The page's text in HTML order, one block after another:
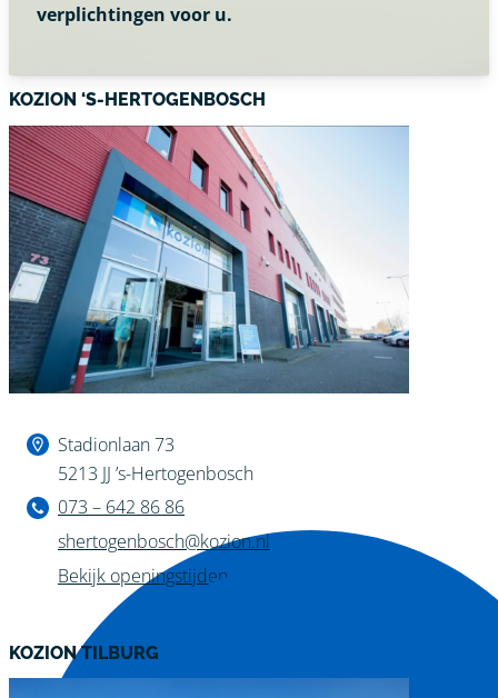
verplichtingen voor u.
KOZION ‘S-HERTOGENBOSCH
Stadionlaan 73
5213 JJ ’s-Hertogenbosch
073 – 642 86 86
shertogenbosch@kozion.nl
Bekijk openingstijden
KOZION TILBURG